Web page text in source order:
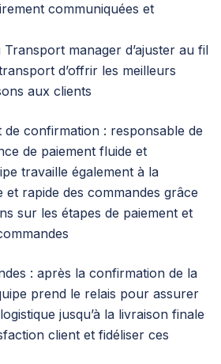
communiquées et
manager d’ajuster au fil
d’offrir les meilleurs
aux clients
de confirmation : responsable de
de paiement fluide et
travaille également à la
rapide des commandes grâce
sur les étapes de paiement et
: après la confirmation de la
prend le relais pour assurer
jusqu’à la livraison finale
client et fidéliser ces